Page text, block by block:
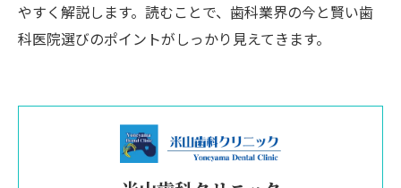
やすく解説します。読むことで、歯科業界の今と賢い歯
科医院選びのポイントがしっかり見えてきます。